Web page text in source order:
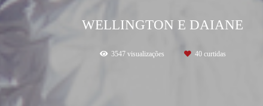
WELLINGTON E DAIANE
3547visualizações 40curtidas